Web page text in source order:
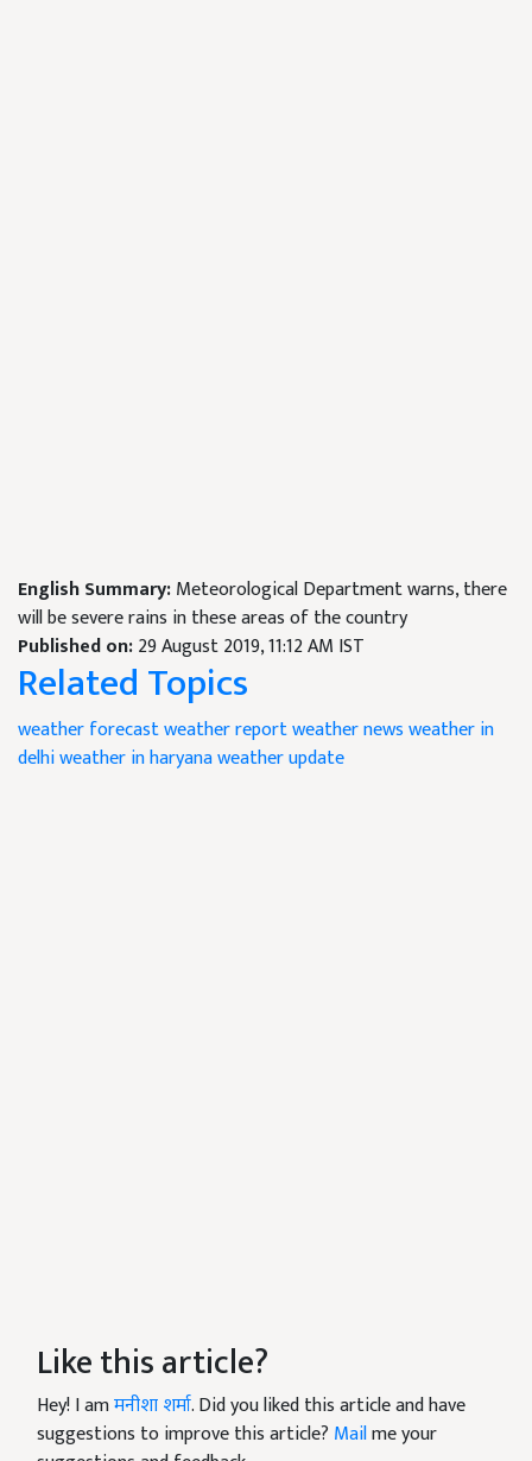
English Summary:Meteorological Department warns, there
will be severe rains in these areas of the country
Published on:29 August 2019, 11:12 AM IST
Related Topics
weather forecastweather reportweather newsweather in
delhiweather in haryanaweather update
Like this article?
Hey! I amमनीशा शर्मा. Did you liked this article and have
suggestions to improve this article? Mailme your